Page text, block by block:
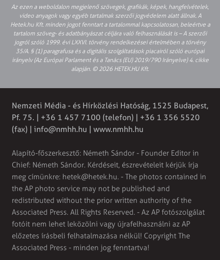
Az ezen a weboldalon megjelenő szövegek, grafikák, képek, hangfelvételek,
video anyagok vagy egyéb tartalmak szerzői jogvédelem alatt állnak. A
Hetek.hu Kft. minden jogot fenntart a tartalommal kapcsolatosan, beleértve a
tartalom szöveg- és adatbányászat céljára való felhasználását is – A szerzői
jogról szóló 1999. évi LXXVI. törvény rendelkezései értelmében a törvény
35/A. § (1) paragrafusa és a digitális szolgáltatások piacairól szóló európai
irányelv (Az Európai Parlament és a Tanács (EU) 2019/790 Irányelve) 4. cikke
alapján. © 2026 HETEK.HU Kft.
Nemzeti Média - és Hírközlési Hatóság, 1525 Budapest,
Pf. 75. | +36 1 457 7100 (telefon) | +36 1 356 5520
(fax) | info@nmhh.hu | www.nmhh.hu
Alapító-főszerkesztő: Németh Sándor - Founder Editor in
Chief: Németh Sándor. Kérdéseit, észrevételeit kérjük írja
meg címünkre: hetek@hetek.hu. - The photos contained in
the AP photo service may not be published and
redistributed without the prior written authority of the
Associated Press. All Rights Reserved. - Az AP fotószolgálat
fotóit nem lehet leközölni vagy újrafelhasználni az AP
előzetes írásbeli felhatalmazása nélkül! Copyright The
Associated Press - minden jog fenntartva!